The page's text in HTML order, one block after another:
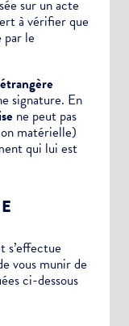
sur unacte
à vérifier que
par le
signature. En
ne peut pas
matérielle)
qui lui est
s’effectue
vous munir de
ci-dessous